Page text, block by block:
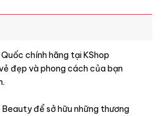
chính hãng tại KShop
đẹp và phong cách của bạn
Beauty để sở hữu những thương